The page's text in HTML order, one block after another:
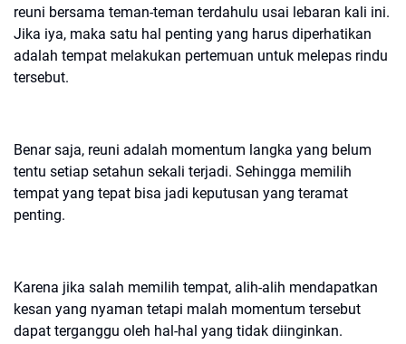
reuni bersama teman-teman terdahulu usai lebaran kali ini.
Jika iya, maka satu hal penting yang harus diperhatikan
adalah tempat melakukan pertemuan untuk melepas rindu
tersebut.
Benar saja, reuni adalah momentum langka yang belum
tentu setiap setahun sekali terjadi. Sehingga memilih
tempat yang tepat bisa jadi keputusan yang teramat
penting.
Karena jika salah memilih tempat, alih-alih mendapatkan
kesan yang nyaman tetapi malah momentum tersebut
dapat terganggu oleh hal-hal yang tidak diinginkan.